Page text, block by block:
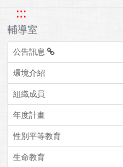
:::
輔導室
公告訊息
環境介紹
組織成員
年度計畫
性別平等教育
生命教育